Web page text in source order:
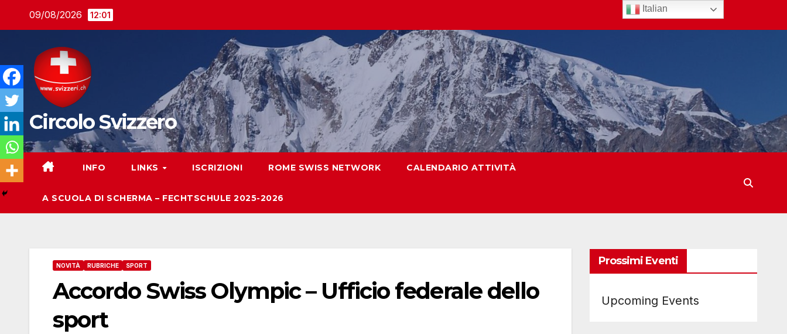
09/08/2026 12:01
Circolo Svizzero
INFO LINKS ISCRIZIONI ROME SWISS NETWORK CALENDARIO ATTIVITÀ
A SCUOLA DI SCHERMA – FECHTSCHULE 2025-2026
NOVITÀ RUBRICHE SPORT
Accordo Swiss Olympic – Ufficio federale dello
sport
Prossimi Eventi
Upcoming Events
Italian